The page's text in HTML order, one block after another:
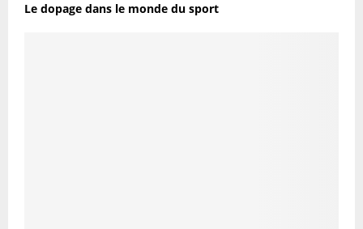
Le dopage dans le monde du sport